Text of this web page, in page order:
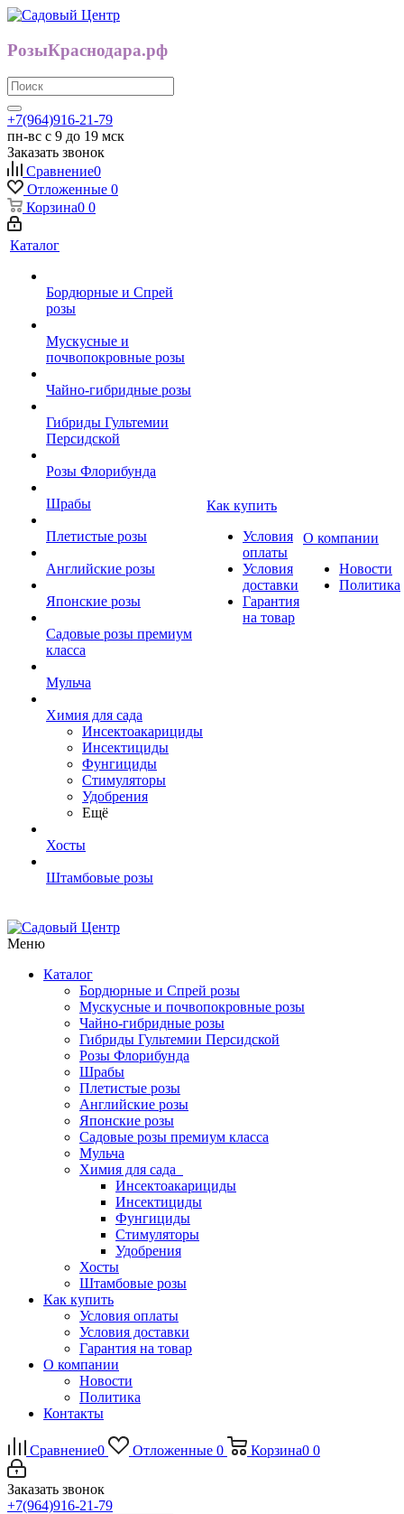
РозыКраснодара.рф
+7(964)916-21-79
пн-вс с 9 до 19 мск
Заказать звонок
Сравнение0
Отложенные 0
Корзина0 0
Каталог
Бордюрные и Спрей
розы
Мускусные и
почвопокровные розы
Чайно-гибридные розы
Гибриды Гультемии
Персидской
Розы Флорибунда
Шрабы
Плетистые розы
Английские розы
Японские розы
Садовые розы премиум
класса
Мульча
Химия для сада
Инсектоакарициды
Инсектициды
Фунгициды
Стимуляторы
Удобрения
Ещё
Хосты
Штамбовые розы
Как купить
Условия
оплаты
Условия
доставки
Гарантия
на товар
О компании
Новости
Политика
Меню
Каталог
Бордюрные и Спрей розы
Мускусные и почвопокровные розы
Чайно-гибридные розы
Гибриды Гультемии Персидской
Розы Флорибунда
Шрабы
Плетистые розы
Английские розы
Японские розы
Садовые розы премиум класса
Мульча
Химия для сада
Инсектоакарициды
Инсектициды
Фунгициды
Стимуляторы
Удобрения
Хосты
Штамбовые розы
Как купить
Условия оплаты
Условия доставки
Гарантия на товар
О компании
Новости
Политика
Контакты
Сравнение0 Отложенные 0 Корзина0 0
Заказать звонок
+7(964)916-21-79